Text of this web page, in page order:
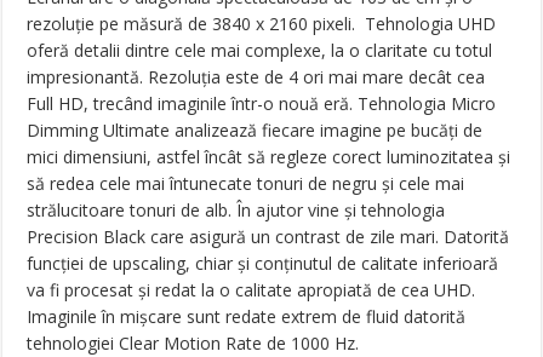
rezoluție pe măsură de 3840 x 2160 pixeli. Tehnologia UHD
oferă detalii dintre cele mai complexe, la o claritate cu totul
impresionantă. Rezoluția este de 4 ori mai mare decât cea
Full HD, trecând imaginile într-o nouă eră. Tehnologia Micro
Dimming Ultimate analizează fiecare imagine pe bucăți de
mici dimensiuni, astfel încât să regleze corect luminozitatea și
să redea cele mai întunecate tonuri de negru și cele mai
strălucitoare tonuri de alb. În ajutor vine și tehnologia
Precision Black care asigură un contrast de zile mari. Datorită
funcției de upscaling, chiar și conținutul de calitate inferioară
va fi procesat și redat la o calitate apropiată de cea UHD.
Imaginile în mișcare sunt redate extrem de fluid datorită
tehnologiei Clear Motion Rate de 1000 Hz.